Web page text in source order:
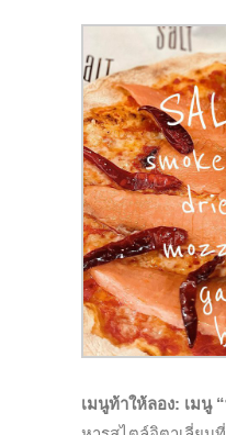
เมนูท้าให้ลอง: เมนู